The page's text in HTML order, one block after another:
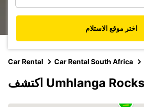
اختر موقع الاستلام
Car Rental Car Rental South Africa